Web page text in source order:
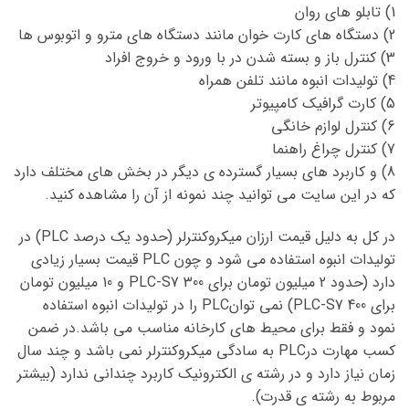
1) تابلو های روان
2) دستگاه های کارت خوان مانند دستگاه های مترو و اتوبوس ها
3) کنترل باز و بسته شدن در با ورود و خروج افراد
4) تولیدات انبوه مانند تلفن همراه
5) کارت گرافیک کامپیوتر
6) کنترل لوازم خانگی
7) کنترل چراغ راهنما
8) و کاربرد های بسیار گسترده ی دیگر در بخش های مختلف دارد
که در این سایت می توانید چند نمونه از آن را مشاهده کنید.
در کل به دلیل قیمت ارزان میکروکنترلر (حدود یک درصد PLC) در
تولیدات انبوه استفاده می شود و چون PLC قیمت بسیار زیادی
دارد (حدود 2 میلیون تومان برای PLC-S7 300 و 10 میلیون تومان
برای PLC-S7 400) نمی توانPLC را در تولیدات انبوه استفاده
نمود و فقط برای محیط های کارخانه مناسب می باشد.در ضمن
کسب مهارت درPLC به سادگی میکروکنترلر نمی باشد و چند سال
زمان نیاز دارد و در رشته ی الکترونیک کاربرد چندانی ندارد (بیشتر
مربوط به رشته ی قدرت).